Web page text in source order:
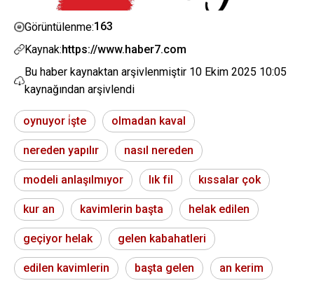
Görüntülenme:163
Kaynak:https://www.haber7.com
Bu haber kaynaktan arşivlenmiştir 10 Ekim 2025 10:05
kaynağından arşivlendi
oynuyor i̇şte olmadan kaval
nereden yapılır nasıl nereden
modeli anlaşılmıyor lık fil kıssalar çok
kur an kavimlerin başta helak edilen
geçiyor helak gelen kabahatleri
edilen kavimlerin başta gelen an kerim